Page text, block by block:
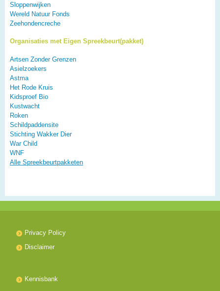
Sloppenwijken
Wereld Natuur Fonds
Zeehondencreche
Organisaties met Eigen Spreekbeurt(pakket)
Artsen Zonder Grenzen
Asielzoekers
Astma
Het Rode Kruis
Kidsproef Bio
Kustwacht
Roken
Schildpaddensite
Stichting Wakker Dier
War Child
WNF
Alle Spreekbeurtpakketen
Privacy Policy
Disclaimer
Kennisbank